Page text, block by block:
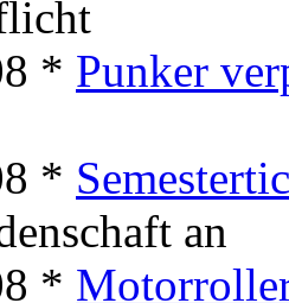
* Punker
*
an
*